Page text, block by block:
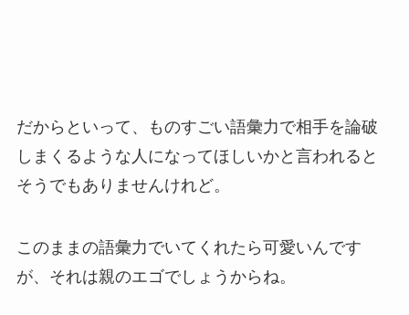
だからといって、ものすごい語彙力で相手を論破
しまくるような人になってほしいかと言われると
そうでもありませんけれど。
このままの語彙力でいてくれたら可愛いんです
が、それは親のエゴでしょうからね。